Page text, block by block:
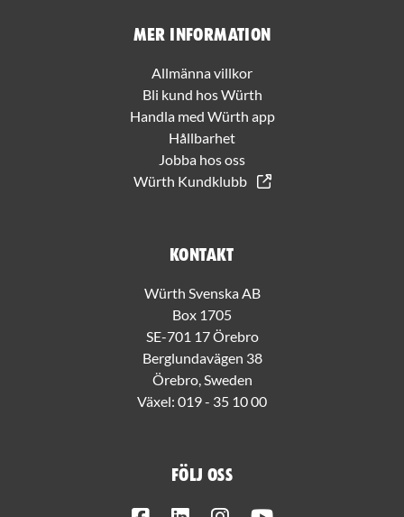
Mer information
Allmänna villkor
Bli kund hos Würth
Handla med Würth app
Hållbarhet
Jobba hos oss
Würth Kundklubb
Kontakt
Würth Svenska AB
Box 1705
SE-701 17 Örebro
Berglundavägen 38
Örebro, Sweden
Växel: 019 - 35 10 00
Följ oss